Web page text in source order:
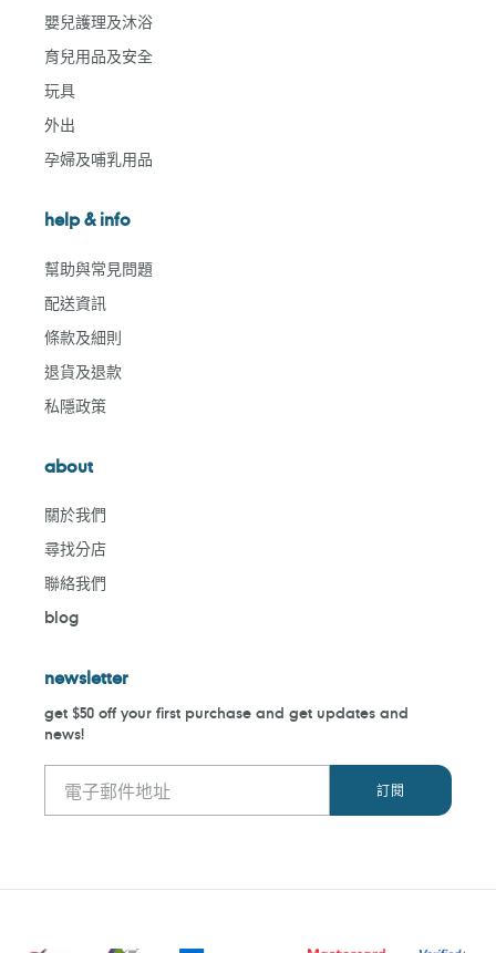
嬰兒護理及沐浴
育兒用品及安全
玩具
外出
孕婦及哺乳用品
help & info
幫助與常見問題
配送資訊
條款及細則
退貨及退款
私隱政策
about
關於我們
尋找分店
聯絡我們
blog
newsletter
get $50 off your first purchase and get updates and
news!